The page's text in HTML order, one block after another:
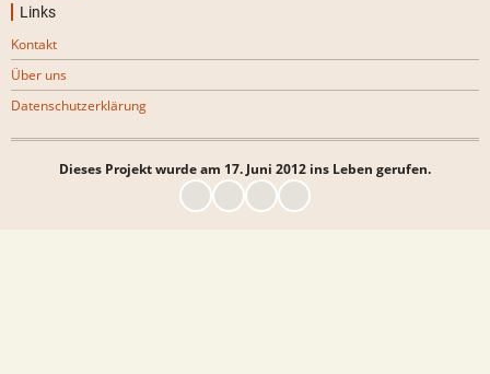
Links
Kontakt
Über uns
Datenschutzerklärung
Dieses Projekt wurde am 17. Juni 2012 ins Leben gerufen.